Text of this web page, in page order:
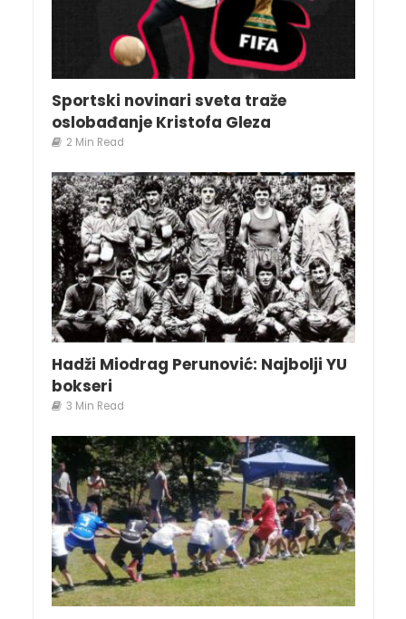
Sportski novinari sveta traže
oslobađanje Kristofa Gleza
2 Min Read
Hadži Miodrag Perunović: Najbolji YU
bokseri
3 Min Read